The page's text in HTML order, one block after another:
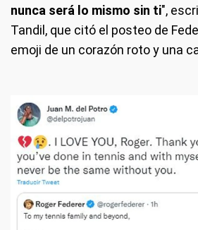
nunca será lo mismo sin ti",
Tandil, que citó el posteo de
emoji de un corazón roto y una